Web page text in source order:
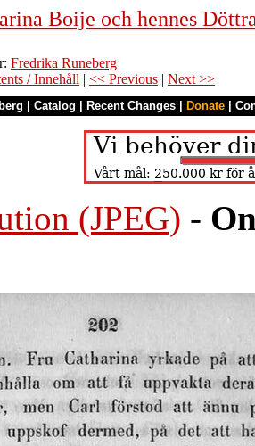
Boije och hennes
Fredrika Runeberg
/ Innehåll | << Previous | Next >>
Catalog Recent Changes Donate
(JPEG) -